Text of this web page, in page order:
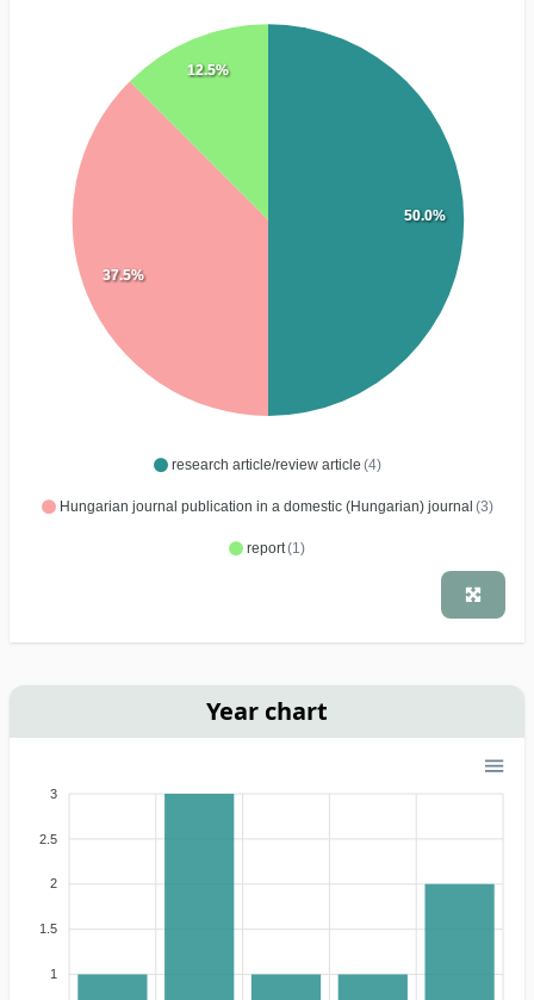
research article/review article (4)
Hungarian journal publication in a domestic (Hungarian) journal (3)
report(1)
50.0%
37.5%
12.5%
Year chart
3
2.5
2
1.5
1